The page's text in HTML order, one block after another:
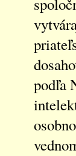
podľa